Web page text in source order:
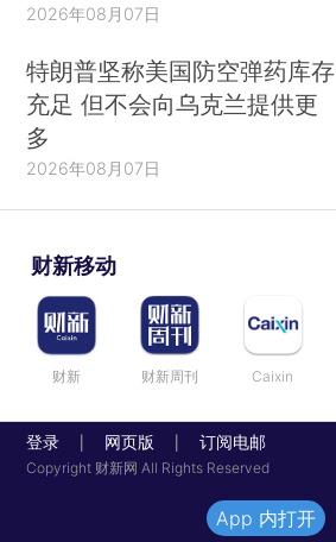
2026年08月07日
特朗普坚称美国防空弹药库存
充足 但不会向乌克兰提供更
多
2026年08月07日
财新移动
财新 财新周刊 Caixin
登录 网页版 订阅电邮
Copyright 财新网 All Rights Reserved
App 内打开